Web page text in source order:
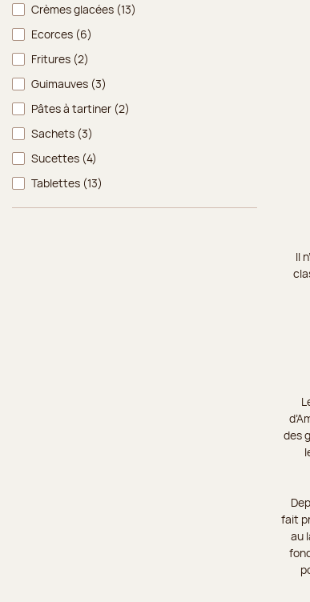
Crèmes glacées (13)
Ecorces (6)
Fritures (2)
Guimauves (3)
Pâtes à tartiner (2)
Sachets (3)
Sucettes (4)
Tablettes (13)
Il
des
fait
au